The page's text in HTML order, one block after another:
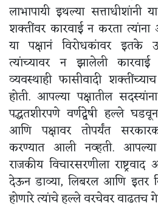
लाभापायी इथल्या सत्ताधीशांनी
शक्तींवर कारवाई न करता त्यांना
या पक्षानं विरोधकांवर इतके
त्यांच्यावर न झालेली
व्यवस्थाही फासीवादी
होती. आपल्या पक्षातील
पद्धतशीरपणे वर्णद्वेषी हल्ले
आणि पक्षावर तोपर्यंत
करण्यात आली नव्हती.
राजकीय विचारसरणीला
देऊन डाव्या, लिबरल आणि इतर
होणारे त्यांचे हल्ले वरचेवर वाढतच